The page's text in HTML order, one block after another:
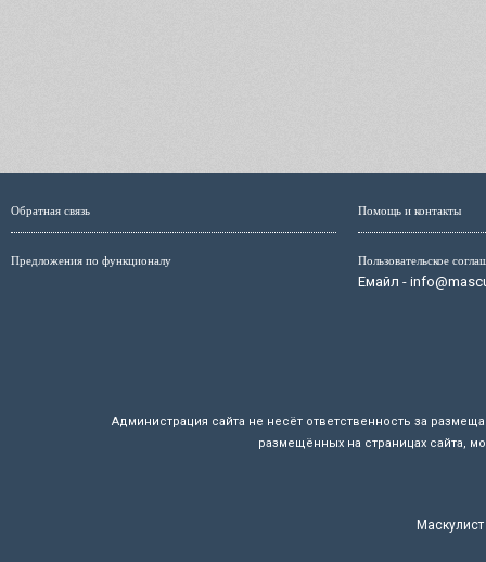
Обратная связь
Предложения по функционалу
Помощь и контакты
Пользовательское
Емайл -
Администрация сайта не несёт ответственность за
размещённых на страницах сайта,